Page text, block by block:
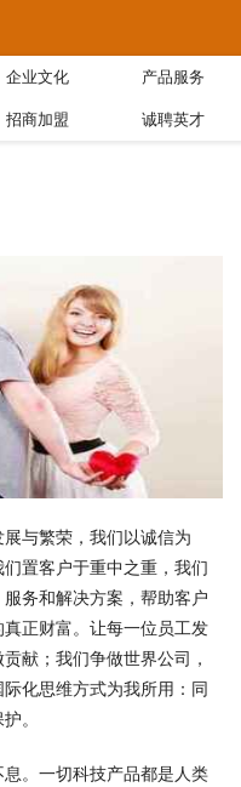
企业文化 产品服务
招商加盟 诚聘英才
与繁荣，我们以诚信为
置客户于重中之重，我们
务和解决方案，帮助客户
正财富。让每一位员工发
献；我们争做世界公司，
化思维方式为我所用：同
。
。一切科技产品都是人类